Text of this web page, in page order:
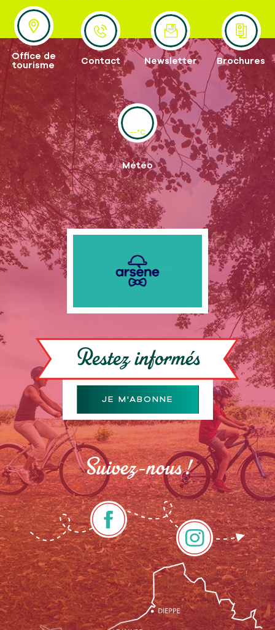
ANIMALIERS
Office de
tourisme
Contact Newsletter Brochures
--°C
Météo
Restez informés
JE M'ABONNE
Suivez-nous !